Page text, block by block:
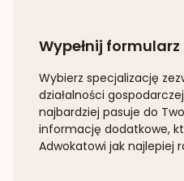
Wypełnij formularz
Wybierz specjalizację
działalności
najbardziej pasuje do
informację dodatkowe,
Adwokatowi jak najlepiej